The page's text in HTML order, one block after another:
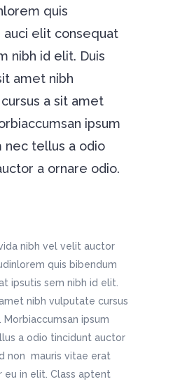
quis
auci elit consequat
nibh id elit. Duis
amet nibh
a sit amet
ipsum
nec tellus a odio
a ornare odio.
nibh vel velit auctor
quis bibendum
ipsutis sem nibh id elit.
nibh vulputate cursus
Morbiaccumsan ipsum
a odio tincidunt auctor
non mauris vitae erat
eu in elit. Class aptent